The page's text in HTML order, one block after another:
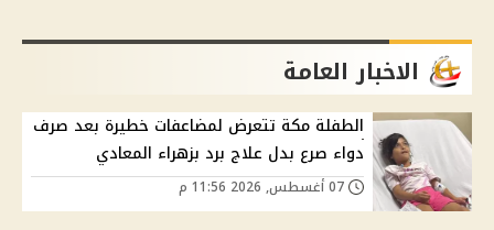
الاخبار العامة
الطفلة مكة تتعرض لمضاعفات خطيرة بعد صرف
دواء صرع بدل علاج برد بزهراء المعادي